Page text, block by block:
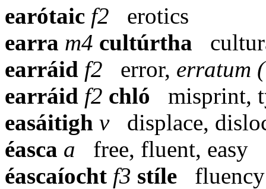
earótaic f2
erotics
earra m4 cultúrtha
earráid f2 error, erratum
earráid f2 chló
misprint,
easáitigh v
displace,
éasca a
free, fluent, easy
éascaíocht f3 stíle